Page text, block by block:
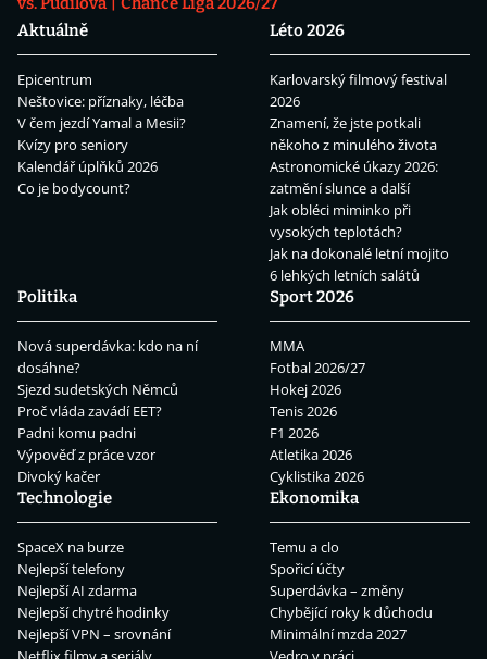
Aktuálně
Epicentrum
Neštovice: příznaky, léčba
V čem jezdí Yamal a Mesii?
Kvízy pro seniory
Kalendář úplňků 2026
Co je bodycount?
Léto 2026
Karlovarský filmový festival
2026
Znamení, že jste potkali
někoho z minulého života
Astronomické úkazy 2026:
zatmění slunce a další
Jak obléci miminko při
vysokých teplotách?
Jak na dokonalé letní mojito
6 lehkých letních salátů
Politika
Nová superdávka: kdo na ní
dosáhne?
Sjezd sudetských Němců
Proč vláda zavádí EET?
Padni komu padni
Výpověď z práce vzor
Divoký kačer
Sport 2026
MMA
Fotbal 2026/27
Hokej 2026
Tenis 2026
F1 2026
Atletika 2026
Cyklistika 2026
Technologie
SpaceX na burze
Nejlepší telefony
Nejlepší AI zdarma
Nejlepší chytré hodinky
Nejlepší VPN – srovnání
Ekonomika
Temu a clo
Spořicí účty
Superdávka – změny
Chybějící roky k důchodu
Minimální mzda 2027